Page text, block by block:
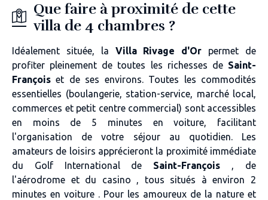
Que faire à proximité de cette
villa de 4 chambres ?
Idéalement située, la Villa Rivage d'Or permet de
profiter pleinement de toutes les richesses de Saint-
François et de ses environs. Toutes les commodités
essentielles (boulangerie, station-service, marché local,
commerces et petit centre commercial) sont accessibles
en moins de 5 minutes en voiture, facilitant
l'organisation de votre séjour au quotidien. Les
amateurs de loisirs apprécieront la proximité immédiate
du Golf International de Saint-François , de
l'aérodrome et du casino , tous situés à environ 2
minutes en voiture . Pour les amoureux de la nature et